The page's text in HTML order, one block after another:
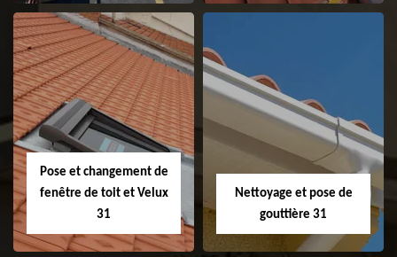
Couvreur 31
Etanchéité de
faitage et faitière
31
Pose et changement de
fenêtre de toit et Velux
31
Nettoyage et pose de
gouttière 31